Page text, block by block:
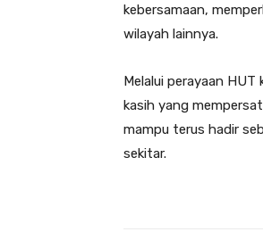
kebersamaan,
wilayah lainnya.
Melalui perayaan
kasih yang
mampu terus hadir
sekitar.